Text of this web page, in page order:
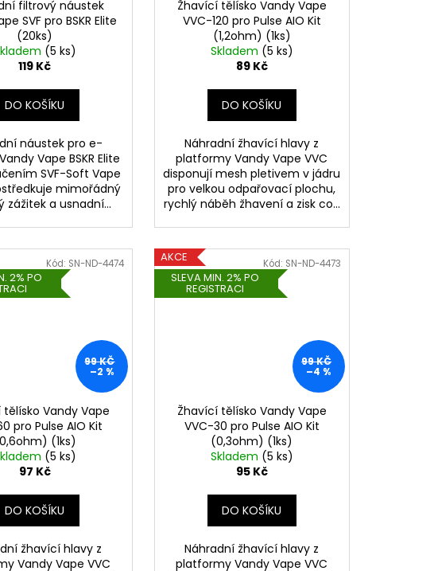
filtrový náustek
SVF pro BSKR Elite
(20ks)
(5 ks)
119 Kč
DO KOŠÍKU
náustek pro e-
Vape BSKR Elite
SVF-Soft Vape
mimořádný
zážitek a usnadní...
Žhavící tělísko Vandy Vape
VVC-120 pro Pulse AIO Kit
(1,2ohm) (1ks)
Skladem (5 ks)
89 Kč
DO KOŠÍKU
Náhradní žhavící hlavy z
platformy Vandy Vape VVC
disponují mesh pletivem v jádru
pro velkou odpařovací plochu,
rychlý náběh žhavení a zisk co...
2% PO
99 KČ
–2 %
tělísko Vandy Vape
pro Pulse AIO Kit
(1ks)
(5 ks)
97 Kč
DO KOŠÍKU
žhavící hlavy z
Vandy Vape VVC
Kód: SN-ND-4474
AKCE
SLEVA MIN. 2% PO
REGISTRACI
99 KČ
–4 %
Žhavící tělísko Vandy Vape
VVC-30 pro Pulse AIO Kit
(0,3ohm) (1ks)
Skladem (5 ks)
95 Kč
DO KOŠÍKU
Náhradní žhavící hlavy z
platformy Vandy Vape VVC
Kód: SN-ND-4473